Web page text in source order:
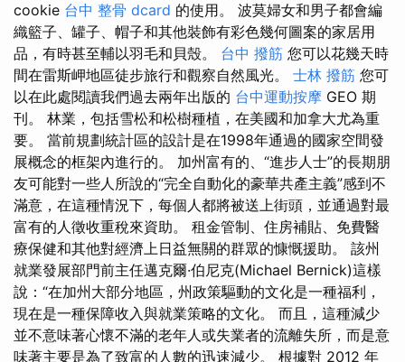
cookie 台中 整骨 dcard 的使用。 波莫婦女和男子都會編
織籃子、罐子、帽子和其他裝飾有彩色幾何圖案的家居用
品，有時甚至輔以羽毛和貝殼。 台中 撥筋 您可以花幾天時
間在雷斯岬地區徒步旅行和觀察自然風光。 士林 撥筋 您可
以在此處閱讀我們過去兩年出版的 台中運動按摩 GEO 期
刊。 林業，包括雪松和松樹種植，在美國和加拿大尤為重
要。 當前規劃統計區的設計是在1998年通過的國家空間發
展概念的框架內進行的。 加州富有的、“進步人士”的長期朋
友可能對一些人所說的“完全自動化的豪華共產主義”感到不
滿意，在這種情況下，每個人都將被送上街頭，並通過對最
富有的人徵收重稅來資助。 租金管制、住房補貼、免費醫
療保健和其他對經濟上日益無關的群眾的慷慨援助。 該州
就業發展部門前主任邁克爾·伯尼克(Michael Bernick)這樣
說：“在加州大部分地區，州政策驅動的文化是一種福利，
現在是一種保障收入與就業策略的文化。 而且，這種減少
並不意味著心懷不滿的老年人或失業者的流離失所，而是意
味著主要是為了致富的人數的迅速減少。 根據對 2012 年